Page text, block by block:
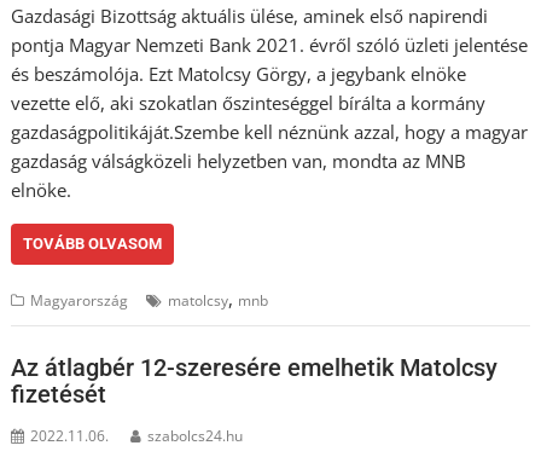
Gazdasági Bizottság aktuális ülése, aminek első napirendi
pontja Magyar Nemzeti Bank 2021. évről szóló üzleti jelentése
és beszámolója. Ezt Matolcsy Görgy, a jegybank elnöke
vezette elő, aki szokatlan őszinteséggel bírálta a kormány
gazdaságpolitikáját.Szembe kell néznünk azzal, hogy a magyar
gazdaság válságközeli helyzetben van, mondta az MNB
elnöke.
TOVÁBB OLVASOM
Magyarország matolcsy, mnb
Az átlagbér 12-szeresére emelhetik Matolcsy
fizetését
2022.11.06. szabolcs24.hu